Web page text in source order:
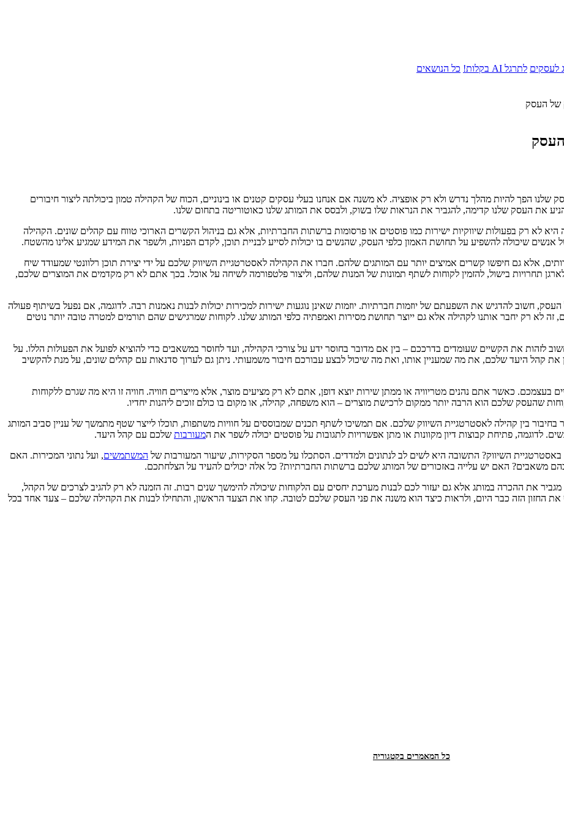
לעסקים לתרגל AI בקלות! כל הנושאים
של העסק
העסק
שלנו הפך להיות מהלך נדרש ולא רק אופציה. לא משנה אם אנחנו בעלי עסקים קטנים או בינוניים, הכוח של הקהילה טמון ביכולתה ליצור חיבורים
את העסק שלנו קדימה, להגביר את הנראות שלו בשוק, ולבסס את המותג שלנו כאוטוריטה בתחום שלנו.
לא רק בפעולות שיווקיות ישירות כמו פוסטים או פרסומות ברשתות החברתיות, אלא גם בניהול הקשרים הארוכי טווח עם קהלים שונים. הקהילה
שיכולה להשפיע על תחושת האמון כלפי העסק, שהנשים בו יכולות לסייע לבניית תוכן, לקדם הפניות, ולשפר את המידע שמגיע אלינו מהשטח.
אלא גם חיפשו קשרים אמיצים יותר עם המותגים שלהם. חברו את הקהילה לאסטרטגיית השיווק שלכם על ידי יצירת תוכן רלוונטי שמעודד שיח
תחרויות בישול, להזמין לקוחות לשתף תמונות של המנות שלהם, וליצור פלטפורמה לשיחה על אוכל. בכך אתם לא רק מקדמים את המוצרים שלכם,
חשוב להדגיש את השפעתם של יוזמות חברתיות. יוזמות שאינן נוגעות ישירות למכירות יכולות לבנות נאמנות רבה. לדוגמה, אם נפעל בשיתוף פעולה
זה לא רק יחבר אותנו לקהילה אלא גם ייוצר תחושת מסירות ואמפתיה כלפי המותג שלנו. לקוחות שמרגישים שהם תורמים למטרה טובה יותר נוטים
את הקשיים שעומדים בדרככם – בין אם מדובר בחוסר ידע על צורכי הקהילה, ועד לחוסר במשאבים כדי להוציא לפועל את הפעולות הללו. על
את קהל היעד שלכם, את מה שמעניין אותו, ואת מה שיכול לבצע עבורכם חיבור משמעותי. ניתן גם לערוך סדנאות עם קהלים שונים, על מנת להקשיב
כאשר אתם נהנים מטריוויה או ממתן שירות יוצא דופן, אתם לא רק מציעים מוצר, אלא מייצרים חוויה. חוויה זו היא מה שגרם ללקוחות
שהעסק שלכם הוא הרבה יותר ממקום לרכישת מוצרים – הוא משפחה, קהילה, או מקום בו כולם זוכים ליהנות יחדיו.
בין קהילה לאסטרטגיית השיווק שלכם. אם תמשיכו לשתף תכנים שמבוססים על חוויות משתפות, תוכלו לייצר שטף מתמשך של עניין סביב המותג
לדוגמה, פתיחת קבוצות דיון מקוונות או מתן אפשרויות לתגובות על פוסטים יכולה לשפר את המעורבות שלכם עם קהל היעד.
השיווק? התשובה היא לשים לב לנתונים ולמדדים. הסתכלו על מספר הסקירות, שיעור המעורבות של המשתמשים, ועל נתוני המכירות. האם
משאבים? האם יש עלייה באזכורים של המותג שלכם ברשתות החברתיות? כל אלה יכולים להעיד על הצלחתכם.
את ההכרה במותג אלא גם יעזור לכם לבנות מערכת יחסים עם הלקוחות שיכולה להימשך שנים רבות. זה הזמנה לא רק להגיב לצרכים של הקהל,
החזון הזה כבר היום, ולראות כיצד הוא משנה את פני העסק שלכם לטובה. קחו את הצעד הראשון, והתחילו לבנות את הקהילה שלכם – צעד אחד בכל
כל המאמרים בקטגוריה